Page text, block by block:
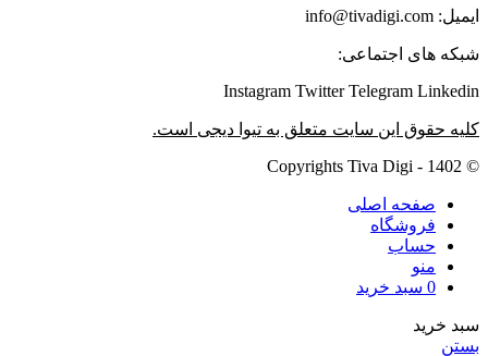
ایمیل: info@tivadigi.com
شبکه های اجتماعی:
Instagram Twitter Telegram Linkedin
کلیه حقوق این سایت متعلق به تیوا دیجی است.
© Copyrights Tiva Digi - 1402
صفحه اصلی
فروشگاه
حساب
منو
0 سبد خرید
سبد خرید
بستن